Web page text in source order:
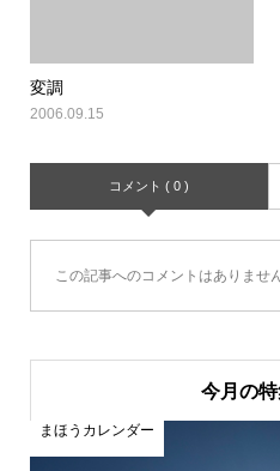
変調
2006.09.15
コメント ( 0 )
この記事へのコメントはありません
今月の
まほうカレンダー